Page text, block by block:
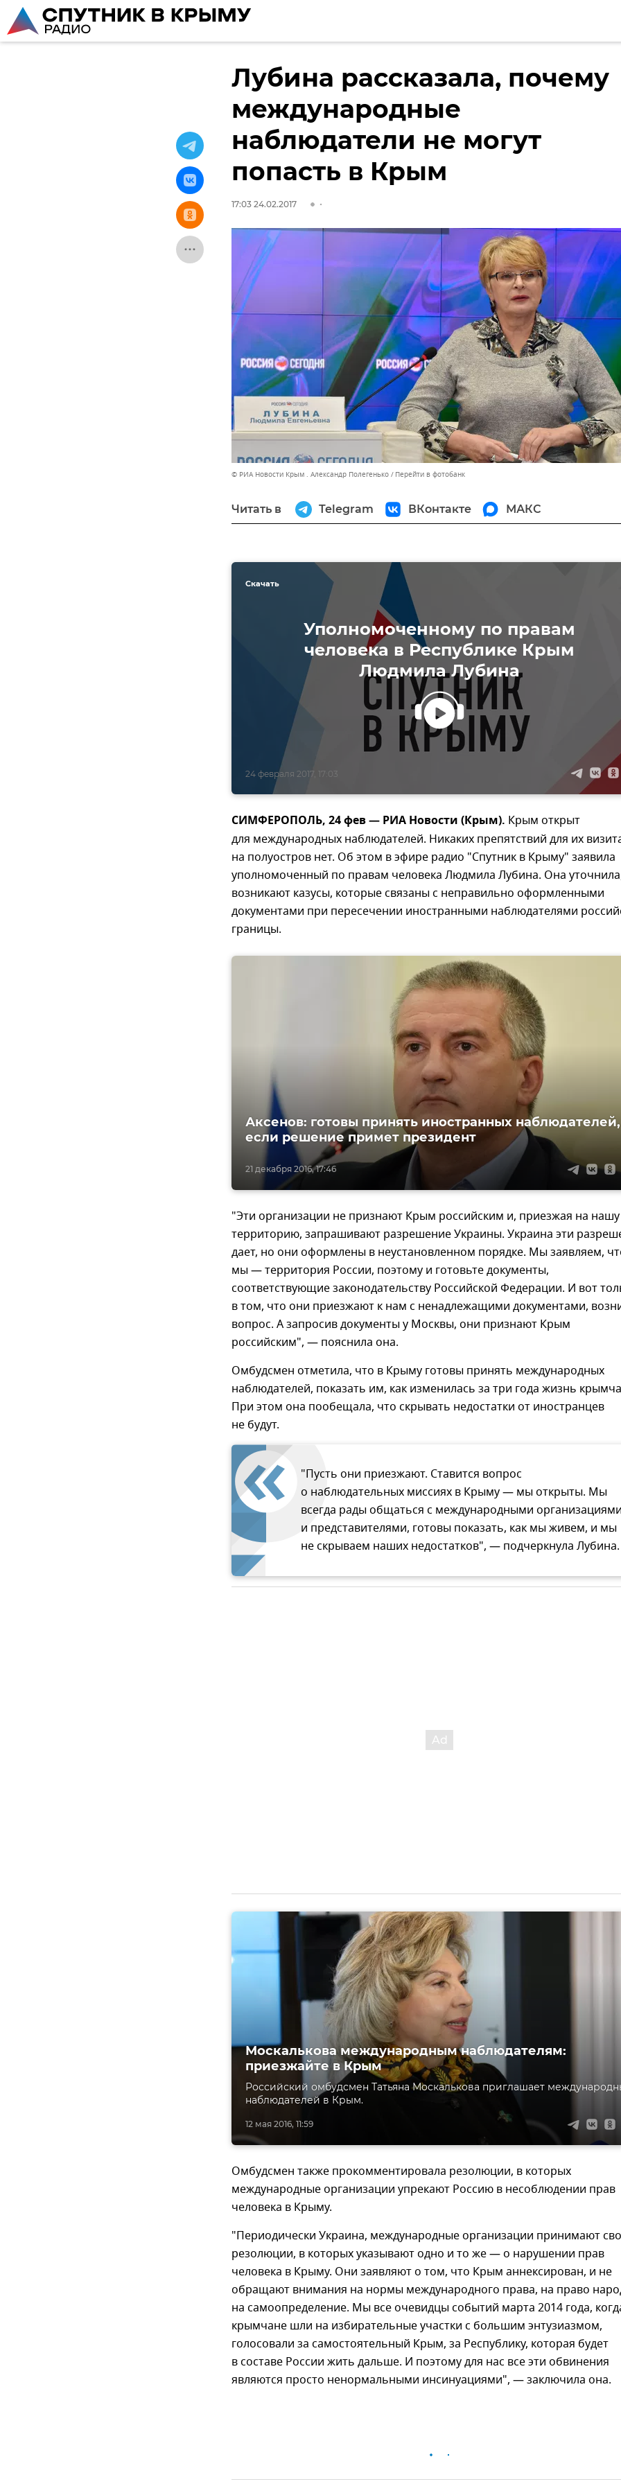
Лубина рассказала, почему
международные
наблюдатели не могут
попасть в Крым
17:03 24.02.2017
© РИА Новости Крым . Александр Полегенько Перейти в фотобанк
Читать в Telegram ВКонтакте МАКС
Уполномоченному по правам
человека в Республике Крым
Людмила Лубина
24 февраля 2017, 17:03
Скачать
СИМФЕРОПОЛЬ, 24 фев — РИА Новости (Крым). Крым открыт
для международных наблюдателей. Никаких препятствий для их
на полуостров нет. Об этом в эфире радио "Спутник в Крыму" заявила
уполномоченный по правам человека Людмила Лубина. Она
возникают казусы, которые связаны с неправильно оформленными
документами при пересечении иностранными наблюдателями
границы.
21 декабря 2016, 17:46
Аксенов: готовы принять иностранных наблюдателей,
если решение примет президент
"Эти организации не признают Крым российским и, приезжая на нашу
территорию, запрашивают разрешение Украины. Украина эти
дает, но они оформлены в неустановленном порядке. Мы заявляем,
мы — территория России, поэтому и готовьте документы,
соответствующие законодательству Российской Федерации. И вот
в том, что они приезжают к нам с ненадлежащими документами,
вопрос. А запросив документы у Москвы, они признают Крым
российским", — пояснила она.
Омбудсмен отметила, что в Крыму готовы принять международных
наблюдателей, показать им, как изменилась за три года жизнь
При этом она пообещала, что скрывать недостатки от иностранцев
не будут.
"Пусть они приезжают. Ставится вопрос
о наблюдательных миссиях в Крыму — мы открыты. Мы
всегда рады общаться с международными
и представителями, готовы показать, как мы живем, и мы
не скрываем наших недостатков", — подчеркнула Лубина.
12 мая 2016, 11:59
Москалькова международным наблюдателям:
приезжайте в Крым
Российский омбудсмен Татьяна Москалькова приглашает
наблюдателей в Крым.
Омбудсмен также прокомментировала резолюции, в которых
международные организации упрекают Россию в несоблюдении прав
человека в Крыму.
"Периодически Украина, международные организации принимают
резолюции, в которых указывают одно и то же — о нарушении прав
человека в Крыму. Они заявляют о том, что Крым аннексирован, и не
обращают внимания на нормы международного права, на право
на самоопределение. Мы все очевидцы событий марта 2014 года,
крымчане шли на избирательные участки с большим энтузиазмом,
голосовали за самостоятельный Крым, за Республику, которая будет
в составе России жить дальше. И поэтому для нас все эти обвинения
являются просто ненормальными инсинуациями", — заключила она.